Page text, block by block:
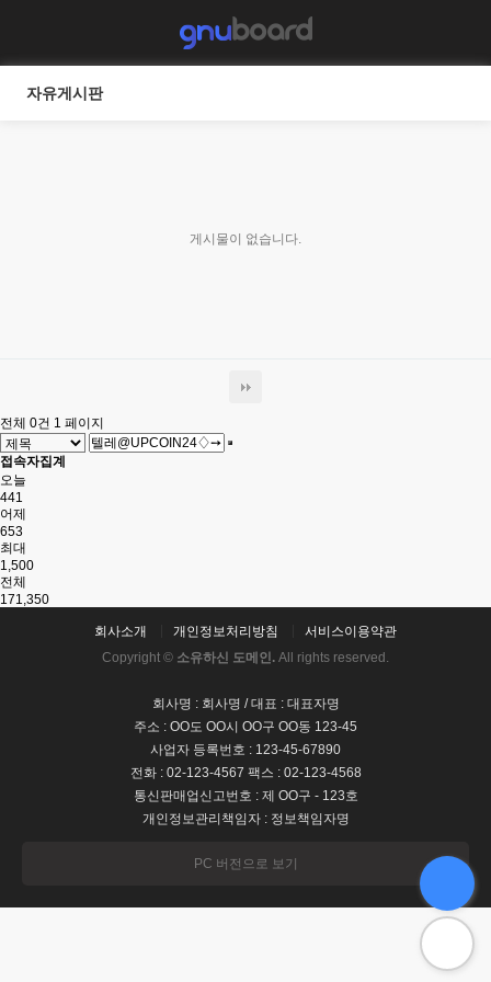
자유게시판
게시물이 없습니다.
전체 0건 1 페이지
접속자집계
오늘
441
어제
653
최대
1,500
전체
171,350
회사소개 개인정보처리방침
서비스이용약관
Copyright © 소유하신 도메인. All rights reserved.
회사명 : 회사명 / 대표 : 대표자명
주소 : OO도 OO시 OO구 OO동 123-45
사업자 등록번호 : 123-45-67890
전화 : 02-123-4567 팩스 : 02-123-4568
통신판매업신고번호 : 제 OO구 - 123호
개인정보관리책임자 : 정보책임자명
PC 버전으로 보기